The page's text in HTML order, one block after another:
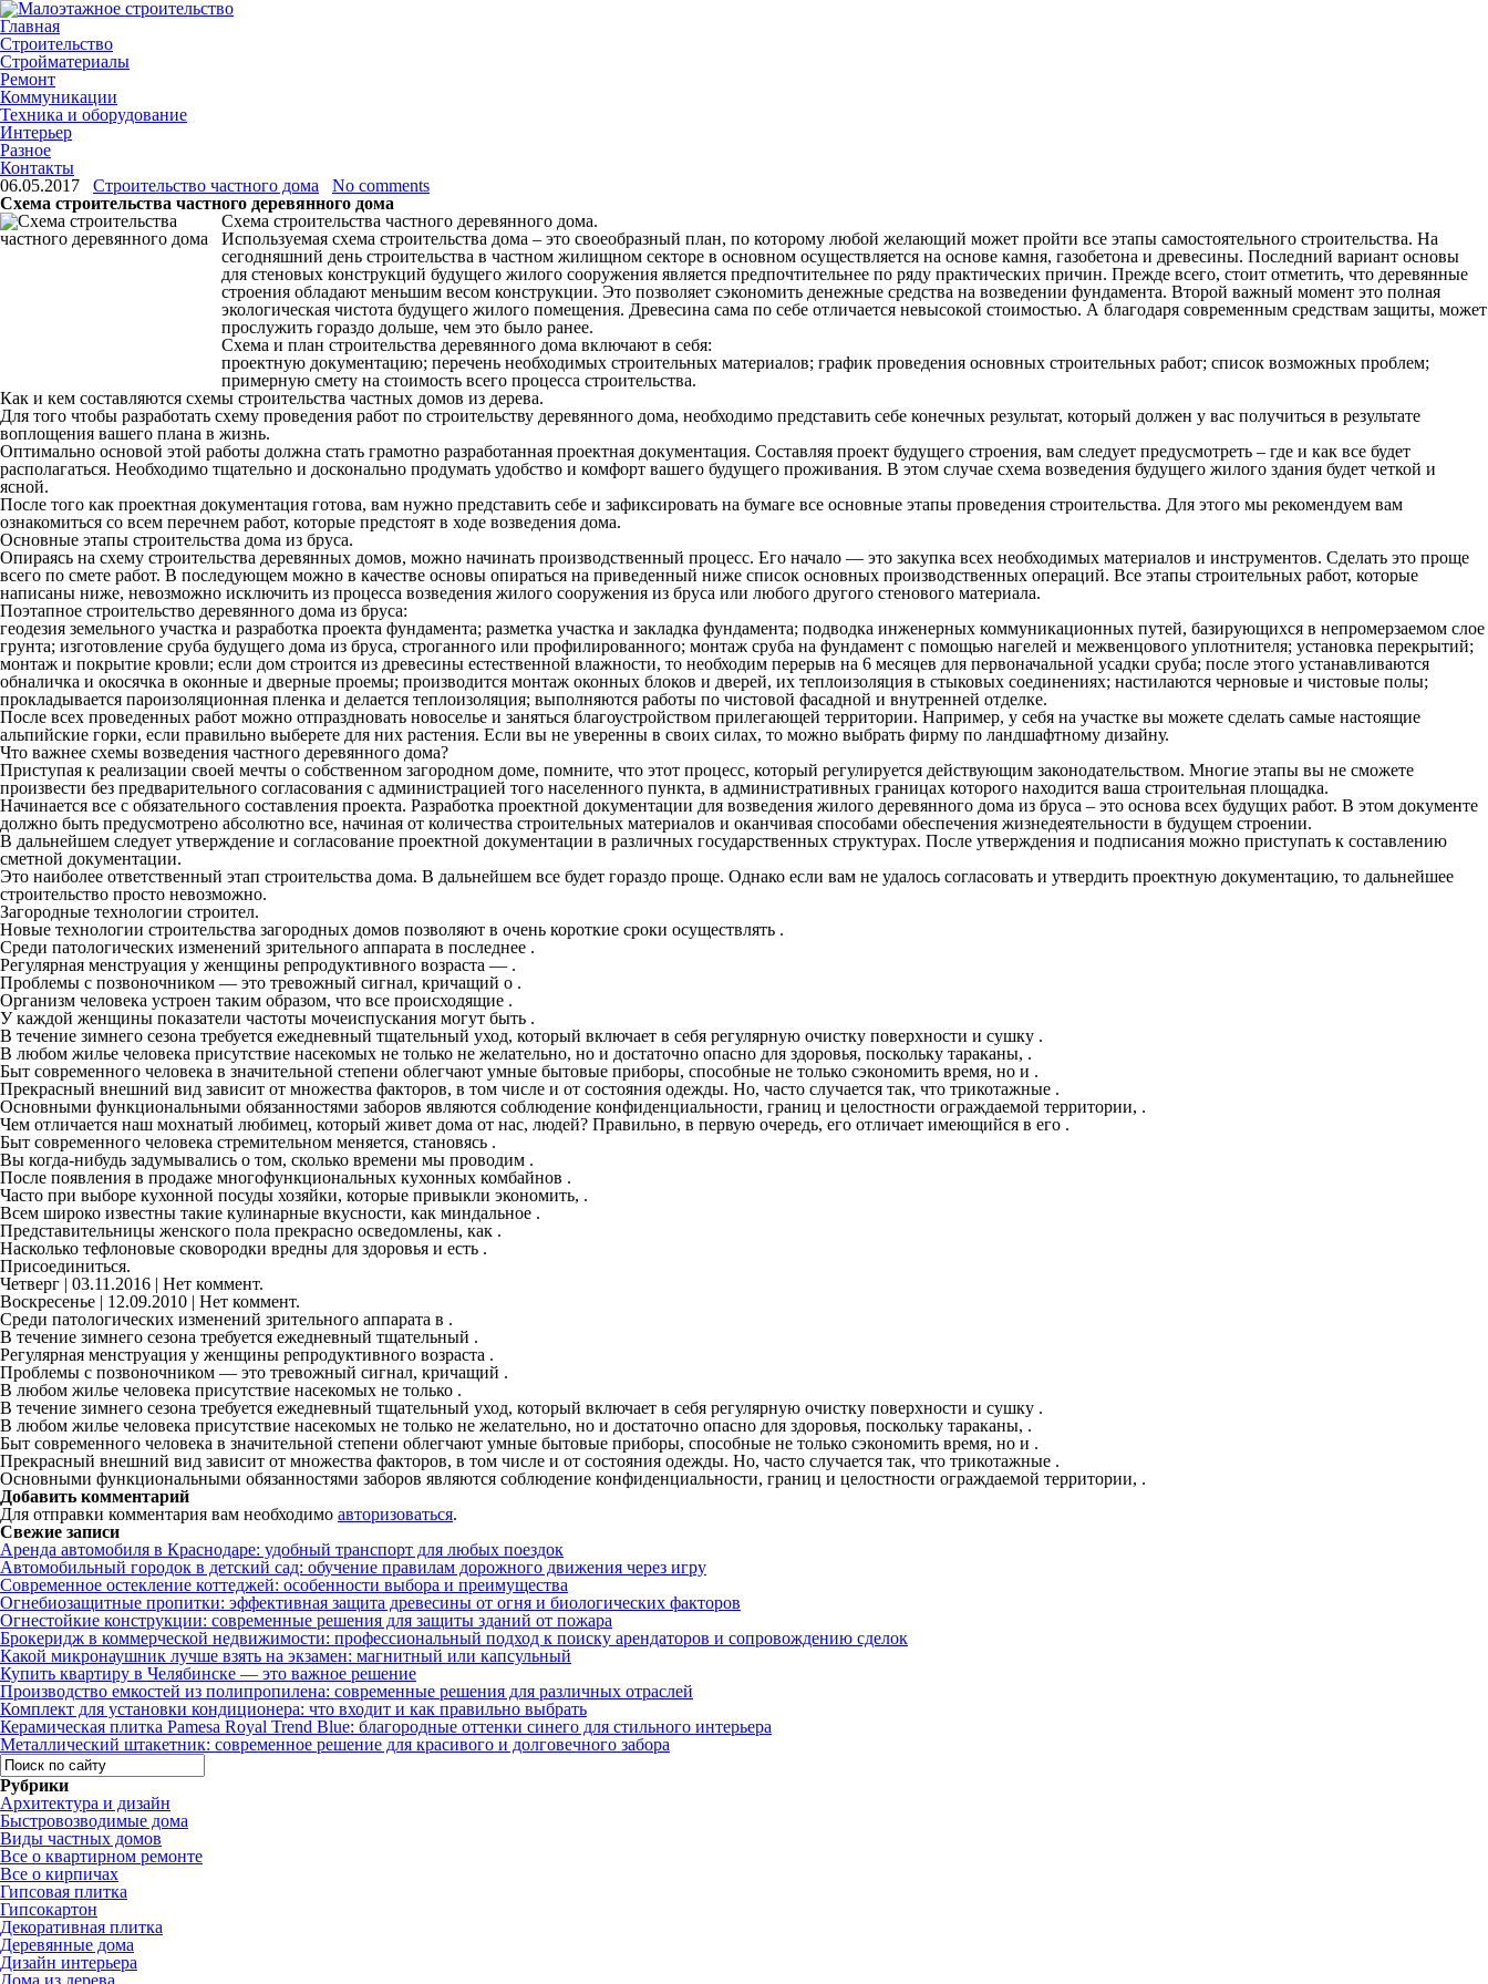
Главная
Строительство
Стройматериалы
Ремонт
Коммуникации
Техника и оборудование
Интерьер
Разное
Контакты
06.05.2017
Строительство частного дома
No comments
Схема строительства частного деревянного дома
Схема строительства частного деревянного дома.
Используемая схема строительства дома – это своеобразный план, по которому любой желающий может пройти все этапы самостоятельного строительства. На
сегодняшний день строительства в частном жилищном секторе в основном осуществляется на основе камня, газобетона и древесины. Последний вариант основы
для стеновых конструкций будущего жилого сооружения является предпочтительнее по ряду практических причин. Прежде всего, стоит отметить, что деревянные
строения обладают меньшим весом конструкции. Это позволяет сэкономить денежные средства на возведении фундамента. Второй важный момент это полная
экологическая чистота будущего жилого помещения. Древесина сама по себе отличается невысокой стоимостью. А благодаря современным средствам защиты, может
прослужить гораздо дольше, чем это было ранее.
Схема и план строительства деревянного дома включают в себя:
проектную документацию; перечень необходимых строительных материалов; график проведения основных строительных работ; список возможных проблем;
примерную смету на стоимость всего процесса строительства.
Как и кем составляются схемы строительства частных домов из дерева.
Для того чтобы разработать схему проведения работ по строительству деревянного дома, необходимо представить себе конечных результат, который должен у вас получиться в результате
воплощения вашего плана в жизнь.
Оптимально основой этой работы должна стать грамотно разработанная проектная документация. Составляя проект будущего строения, вам следует предусмотреть – где и как все будет
располагаться. Необходимо тщательно и досконально продумать удобство и комфорт вашего будущего проживания. В этом случае схема возведения будущего жилого здания будет четкой и
ясной.
После того как проектная документация готова, вам нужно представить себе и зафиксировать на бумаге все основные этапы проведения строительства. Для этого мы рекомендуем вам
ознакомиться со всем перечнем работ, которые предстоят в ходе возведения дома.
Основные этапы строительства дома из бруса.
Опираясь на схему строительства деревянных домов, можно начинать производственный процесс. Его начало — это закупка всех необходимых материалов и инструментов. Сделать это проще
всего по смете работ. В последующем можно в качестве основы опираться на приведенный ниже список основных производственных операций. Все этапы строительных работ, которые
написаны ниже, невозможно исключить из процесса возведения жилого сооружения из бруса или любого другого стенового материала.
Поэтапное строительство деревянного дома из бруса:
геодезия земельного участка и разработка проекта фундамента; разметка участка и закладка фундамента; подводка инженерных коммуникационных путей, базирующихся в непромерзаемом слое
грунта; изготовление сруба будущего дома из бруса, строганного или профилированного; монтаж сруба на фундамент с помощью нагелей и межвенцового уплотнителя; установка перекрытий;
монтаж и покрытие кровли; если дом строится из древесины естественной влажности, то необходим перерыв на 6 месяцев для первоначальной усадки сруба; после этого устанавливаются
обналичка и окосячка в оконные и дверные проемы; производится монтаж оконных блоков и дверей, их теплоизоляция в стыковых соединениях; настилаются черновые и чистовые полы;
прокладывается пароизоляционная пленка и делается теплоизоляция; выполняются работы по чистовой фасадной и внутренней отделке.
После всех проведенных работ можно отпраздновать новоселье и заняться благоустройством прилегающей территории. Например, у себя на участке вы можете сделать самые настоящие
альпийские горки, если правильно выберете для них растения. Если вы не уверенны в своих силах, то можно выбрать фирму по ландшафтному дизайну.
Что важнее схемы возведения частного деревянного дома?
Приступая к реализации своей мечты о собственном загородном доме, помните, что этот процесс, который регулируется действующим законодательством. Многие этапы вы не сможете
произвести без предварительного согласования с администрацией того населенного пункта, в административных границах которого находится ваша строительная площадка.
Начинается все с обязательного составления проекта. Разработка проектной документации для возведения жилого деревянного дома из бруса – это основа всех будущих работ. В этом документе
должно быть предусмотрено абсолютно все, начиная от количества строительных материалов и оканчивая способами обеспечения жизнедеятельности в будущем строении.
В дальнейшем следует утверждение и согласование проектной документации в различных государственных структурах. После утверждения и подписания можно приступать к составлению
сметной документации.
Это наиболее ответственный этап строительства дома. В дальнейшем все будет гораздо проще. Однако если вам не удалось согласовать и утвердить проектную документацию, то дальнейшее
строительство просто невозможно.
Загородные технологии строител.
Новые технологии строительства загородных домов позволяют в очень короткие сроки осуществлять .
Среди патологических изменений зрительного аппарата в последнее .
Регулярная менструация у женщины репродуктивного возраста — .
Проблемы с позвоночником — это тревожный сигнал, кричащий о .
Организм человека устроен таким образом, что все происходящие .
У каждой женщины показатели частоты мочеиспускания могут быть .
В течение зимнего сезона требуется ежедневный тщательный уход, который включает в себя регулярную очистку поверхности и сушку .
В любом жилье человека присутствие насекомых не только не желательно, но и достаточно опасно для здоровья, поскольку тараканы, .
Быт современного человека в значительной степени облегчают умные бытовые приборы, способные не только сэкономить время, но и .
Прекрасный внешний вид зависит от множества факторов, в том числе и от состояния одежды. Но, часто случается так, что трикотажные .
Основными функциональными обязанностями заборов являются соблюдение конфиденциальности, границ и целостности ограждаемой территории, .
Чем отличается наш мохнатый любимец, который живет дома от нас, людей? Правильно, в первую очередь, его отличает имеющийся в его .
Быт современного человека стремительном меняется, становясь .
Вы когда-нибудь задумывались о том, сколько времени мы проводим .
После появления в продаже многофункциональных кухонных комбайнов .
Часто при выборе кухонной посуды хозяйки, которые привыкли экономить, .
Всем широко известны такие кулинарные вкусности, как миндальное .
Представительницы женского пола прекрасно осведомлены, как .
Насколько тефлоновые сковородки вредны для здоровья и есть .
Присоединиться.
Четверг | 03.11.2016 | Нет коммент.
Воскресенье | 12.09.2010 | Нет коммент.
Среди патологических изменений зрительного аппарата в .
В течение зимнего сезона требуется ежедневный тщательный .
Регулярная менструация у женщины репродуктивного возраста .
Проблемы с позвоночником — это тревожный сигнал, кричащий .
В любом жилье человека присутствие насекомых не только .
В течение зимнего сезона требуется ежедневный тщательный уход, который включает в себя регулярную очистку поверхности и сушку .
В любом жилье человека присутствие насекомых не только не желательно, но и достаточно опасно для здоровья, поскольку тараканы, .
Быт современного человека в значительной степени облегчают умные бытовые приборы, способные не только сэкономить время, но и .
Прекрасный внешний вид зависит от множества факторов, в том числе и от состояния одежды. Но, часто случается так, что трикотажные .
Основными функциональными обязанностями заборов являются соблюдение конфиденциальности, границ и целостности ограждаемой территории, .
Добавить комментарий
Для отправки комментария вам необходимо авторизоваться.
Свежие записи
Аренда автомобиля в Краснодаре: удобный транспорт для любых поездок
Автомобильный городок в детский сад: обучение правилам дорожного движения через игру
Современное остекление коттеджей: особенности выбора и преимущества
Огнебиозащитные пропитки: эффективная защита древесины от огня и биологических факторов
Огнестойкие конструкции: современные решения для защиты зданий от пожара
Брокеридж в коммерческой недвижимости: профессиональный подход к поиску арендаторов и сопровождению сделок
Какой микронаушник лучше взять на экзамен: магнитный или капсульный
Купить квартиру в Челябинске — это важное решение
Производство емкостей из полипропилена: современные решения для различных отраслей
Комплект для установки кондиционера: что входит и как правильно выбрать
Керамическая плитка Pamesa Royal Trend Blue: благородные оттенки синего для стильного интерьера
Металлический штакетник: современное решение для красивого и долговечного забора
Рубрики
Архитектура и дизайн
Быстровозводимые дома
Виды частных домов
Все о квартирном ремонте
Все о кирпичах
Гипсовая плитка
Гипсокартон
Декоративная плитка
Деревянные дома
Дизайн интерьера
Дома из дерева